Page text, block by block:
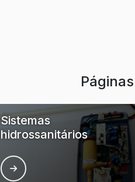
Sistemas
hidrossanitários